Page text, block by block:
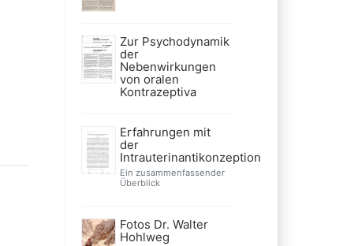
Zur Psychodynamik
der
Nebenwirkungen
von oralen
Kontrazeptiva
Erfahrungen mit
der
Intrauterinantikonzeption
Ein zusammenfassender
Überblick
Fotos Dr. Walter
Hohlweg